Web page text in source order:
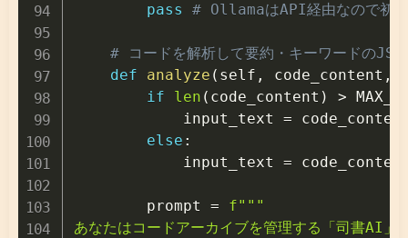
pass
# OllamaはAPI経由なので初期
# コードを解析して要約・キーワードの
def
analyze ( self , code_content ,
if
len ( code_content ) >
            input_text
=
else :
            input_text
=
        prompt
=
f"""
あなたはコードアーカイブを管理する「司書AI」